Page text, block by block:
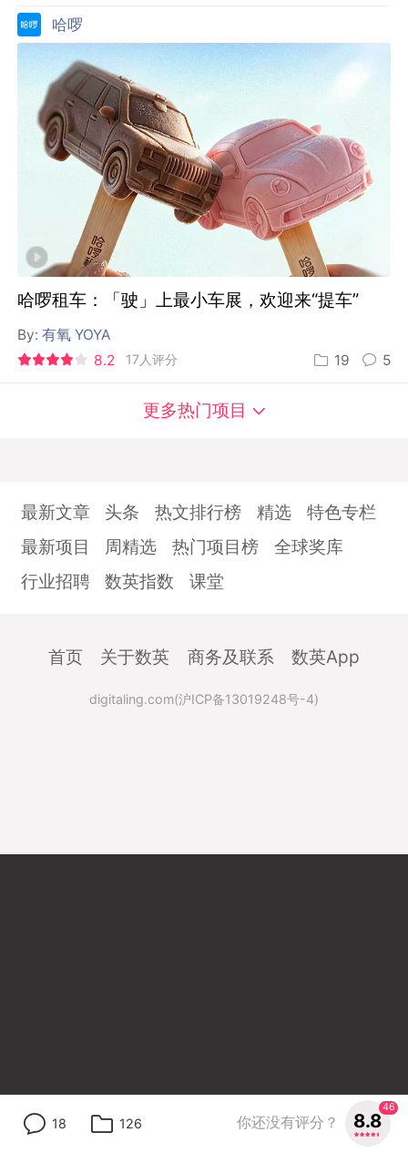
哈啰
哈啰租车：「驶」上最小车展，欢迎来“提车”
By:有氧 YOYA
8.2
17人评分 19 5
更多热门项目
18 126 你还没有评分？ 8.8
46
最新文章 头条 热文排行榜 精选
特色专栏
最新项目
周精选 热门项目榜
全球奖库
行业招聘
数英指数 课堂
首页 关于数英 商务及联系 数英App
digitaling.com(沪ICP备13019248号-4)